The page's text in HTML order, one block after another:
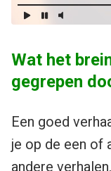
Wat het
gegrepen
Een goed
je op de een of
andere